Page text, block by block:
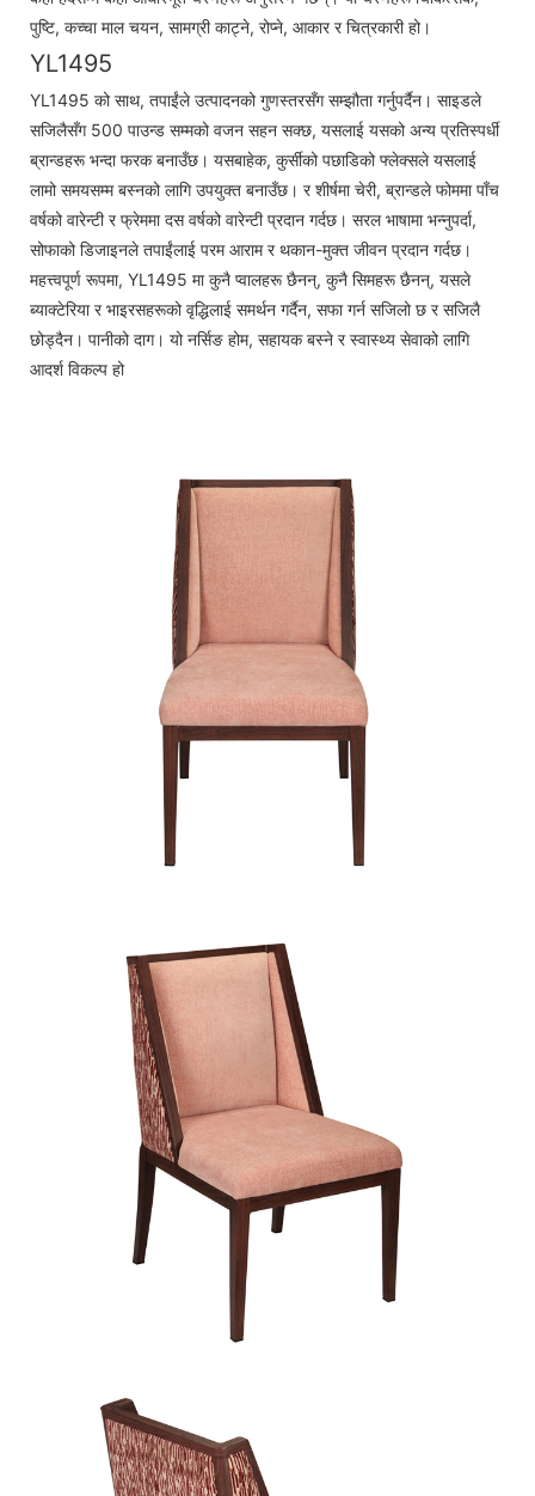
पुष्टि, कच्चा माल चयन, सामग्री काट्ने, रोप्ने, आकार र चित्रकारी हो।
YL1495
YL1495 को साथ, तपाईंले उत्पादनको गुणस्तरसँग सम्झौता गर्नुपर्दैन। साइडले
सजिलैसँग 500 पाउन्ड सम्मको वजन सहन सक्छ, यसलाई यसको अन्य प्रतिस्पर्धी
ब्रान्डहरू भन्दा फरक बनाउँछ। यसबाहेक, कुर्सीको पछाडिको फ्लेक्सले यसलाई
लामो समयसम्म बस्नको लागि उपयुक्त बनाउँछ। र शीर्षमा चेरी, ब्रान्डले फोममा पाँच
वर्षको वारेन्टी र फ्रेममा दस वर्षको वारेन्टी प्रदान गर्दछ। सरल भाषामा भन्नुपर्दा,
सोफाको डिजाइनले तपाईंलाई परम आराम र थकान-मुक्त जीवन प्रदान गर्दछ।
महत्त्वपूर्ण रूपमा, YL1495 मा कुनै प्वालहरू छैनन्, कुनै सिमहरू छैनन्, यसले
ब्याक्टेरिया र भाइरसहरूको वृद्धिलाई समर्थन गर्दैन, सफा गर्न सजिलो छ र सजिलै
छोड्दैन। पानीको दाग। यो नर्सिङ होम, सहायक बस्ने र स्वास्थ्य सेवाको लागि
आदर्श विकल्प हो